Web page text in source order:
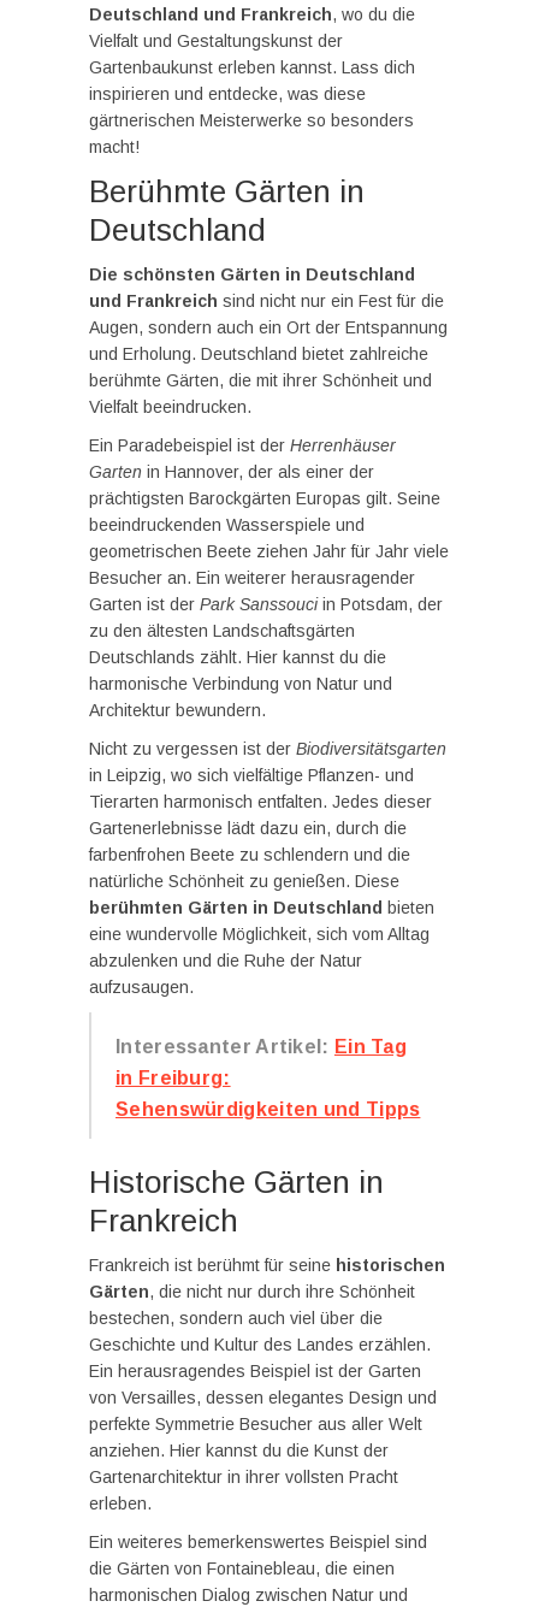
Deutschland und Frankreich, wo du die
Vielfalt und Gestaltungskunst der
Gartenbaukunst erleben kannst. Lass dich
inspirieren und entdecke, was diese
gärtnerischen Meisterwerke so besonders
macht!
Berühmte Gärten in
Deutschland
Die schönsten Gärten in Deutschland
und Frankreich sind nicht nur ein Fest für die
Augen, sondern auch ein Ort der Entspannung
und Erholung. Deutschland bietet zahlreiche
berühmte Gärten, die mit ihrer Schönheit und
Vielfalt beeindrucken.
Ein Paradebeispiel ist der Herrenhäuser
Garten in Hannover, der als einer der
prächtigsten Barockgärten Europas gilt. Seine
beeindruckenden Wasserspiele und
geometrischen Beete ziehen Jahr für Jahr viele
Besucher an. Ein weiterer herausragender
Garten ist der Park Sanssouciin Potsdam, der
zu den ältesten Landschaftsgärten
Deutschlands zählt. Hier kannst du die
harmonische Verbindung von Natur und
Architektur bewundern.
Nicht zu vergessen ist der Biodiversitätsgarten
in Leipzig, wo sich vielfältige Pflanzen- und
Tierarten harmonisch entfalten. Jedes dieser
Gartenerlebnisse lädt dazu ein, durch die
farbenfrohen Beete zu schlendern und die
natürliche Schönheit zu genießen. Diese
berühmten Gärten in Deutschland bieten
eine wundervolle Möglichkeit, sich vom Alltag
abzulenken und die Ruhe der Natur
aufzusaugen.
Interessanter Artikel: Ein Tag
in Freiburg:
Sehenswürdigkeiten und Tipps
Historische Gärten in
Frankreich
Frankreich ist berühmt für seine historischen
Gärten, die nicht nur durch ihre Schönheit
bestechen, sondern auch viel über die
Geschichte und Kultur des Landes erzählen.
Ein herausragendes Beispiel ist der Garten
von Versailles, dessen elegantes Design und
perfekte Symmetrie Besucher aus aller Welt
anziehen. Hier kannst du die Kunst der
Gartenarchitektur in ihrer vollsten Pracht
erleben.
Ein weiteres bemerkenswertes Beispiel sind
die Gärten von Fontainebleau, die einen
harmonischen Dialog zwischen Natur und